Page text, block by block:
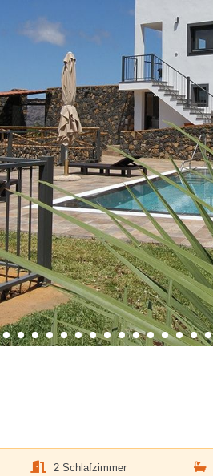
2 Schlafzimmer